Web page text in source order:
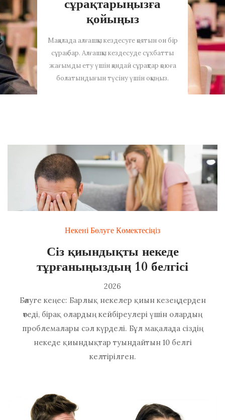
сұрақтарыңызға
қойыңыз
Мақалада алғашқы кездесуге қоятын он бір
сұрақ бар. Алғашқы кездесуде сұхбатты
жағымды ету үшін қандай сұрақтар қоюға
болатындығын түсіну үшін оқыңыз.
Некені Бөлуге Көмектесіңіз
Сіз қиындықты некеде
тұрғаныңыздың 10 белгісі
2026
Бөлуге кеңес: Барлық некелер қиын кезеңдерден
өтеді, бірақ олардың кейбіреулері үшін олардың
проблемалары сәл күрделі. Бұл мақалада сіздің
некеде қиындықтар туындайтын 10 белгі
келтірілген.